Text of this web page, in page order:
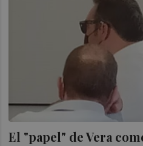
El "papel" de Vera